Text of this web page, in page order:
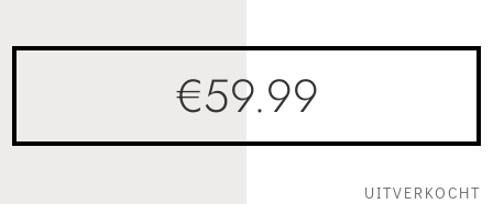
€59.99
UITVERKOCHT